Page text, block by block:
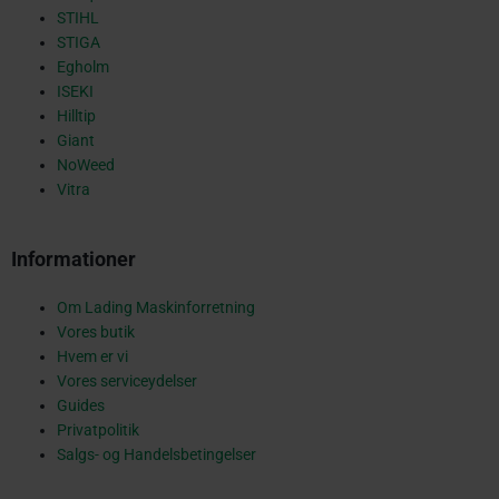
a
STIHL
STIGA
Egholm
ISEKI
Hilltip
Giant
NoWeed
Vitra
Informationer
Om Lading Maskinforretning
Vores butik
Hvem er vi
Vores serviceydelser
Guides
Privatpolitik
Salgs- og Handelsbetingelser